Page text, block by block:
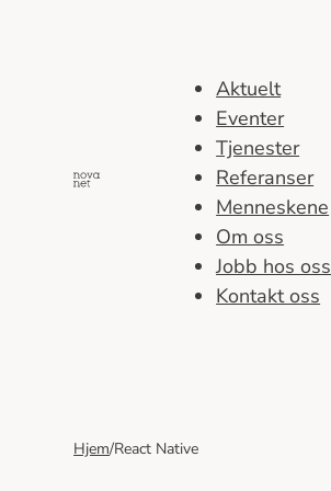
Aktuelt
Eventer
Tjenester
Referanser
Menneskene
Om oss
Jobb hos oss
Kontakt oss
Hjem/React Native